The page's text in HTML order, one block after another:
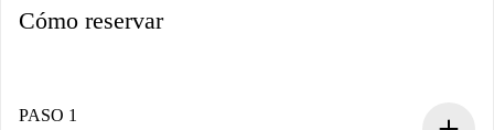
Cómo reservar
PASO 1